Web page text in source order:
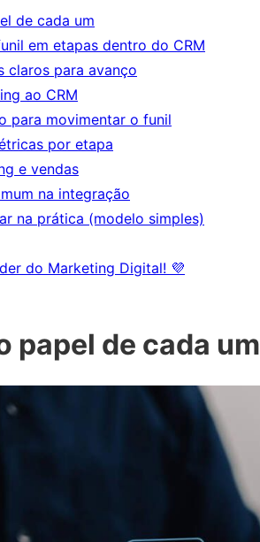
de cada um
em etapas dentro do CRM
claros para avanço
ao CRM
para movimentar o funil
por etapa
e vendas
na integração
na prática (modelo simples)
do Marketing Digital! 💜
papel de cada um